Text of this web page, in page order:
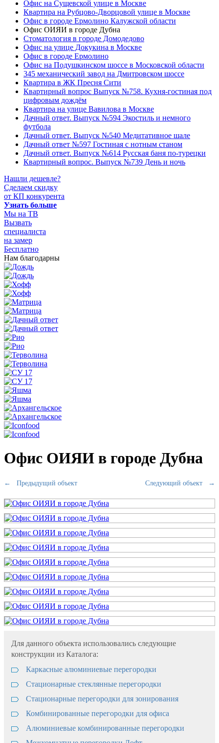
Офис на Сущевской улице в Москве
Квартира на Рубцово-Дворцовой улице в Москве
Офис в городе Ермолино Калужской области
Офис ОИЯИ в городе Дубна
Стоматология в городе Домодедово
Офис на улице Докукина в Москве
Офис в городе Ермолино
Офис на Подушкинском шоссе в Московской области
345 механический завод на Дмитровском шоссе
Квартира в ЖК Пресня Сити
Квартирный вопрос Выпуск №758. Кухня-гостиная под
цифровым дождём
Квартира на улице Вавилова в Москве
Дачный ответ. Выпуск №594 Экостиль и немного
футбола
Дачный ответ. Выпуск №540 Медитативное шале
Дачный ответ №597 Гостиная с нотным станом
Дачный ответ. Выпуск №614 Русская баня по-турецки
Квартирный вопрос. Выпуск №739 День и ночь
Нашли дешевле?
Сделаем скидку
от КП конкурента
Узнать больше
Мы на ТВ
Вызвать
специалиста
на замер
Бесплатно
Нам благодарны
Офис ОИЯИ в городе Дубна
← Предыдущий объект Следующий объект →
Для данного объекта использовались следующие
конструкции из Каталога:
Каркасные алюминиевые перегородки
Стационарные стеклянные перегородки
Стационарные перегородки для зонирования
Комбинированные перегородки для офиса
Алюминиевые комбинированные перегородки